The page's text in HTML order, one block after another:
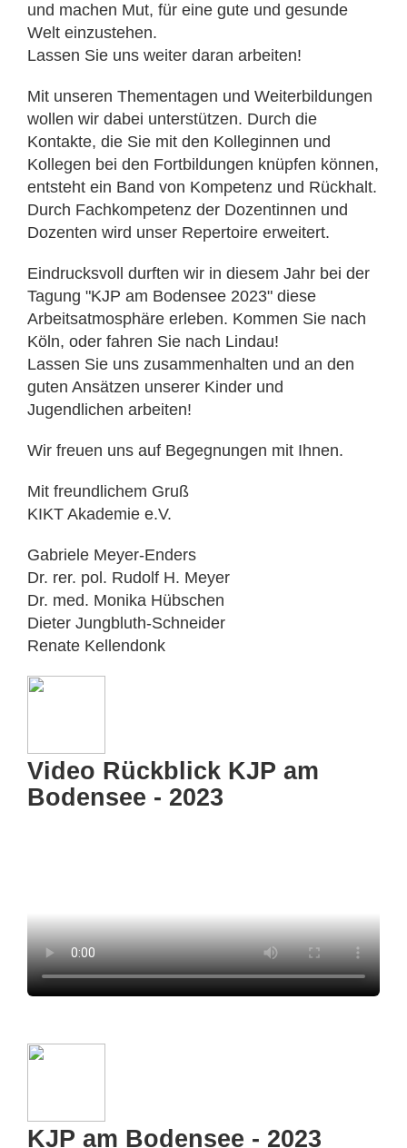
und machen Mut, für eine gute und gesunde
Welt einzustehen.
Lassen Sie uns weiter daran arbeiten!
Mit unseren Thementagen und Weiterbildungen
wollen wir dabei unterstützen. Durch die
Kontakte, die Sie mit den Kolleginnen und
Kollegen bei den Fortbildungen knüpfen können,
entsteht ein Band von Kompetenz und Rückhalt.
Durch Fachkompetenz der Dozentinnen und
Dozenten wird unser Repertoire erweitert.
Eindrucksvoll durften wir in diesem Jahr bei der
Tagung "KJP am Bodensee 2023" diese
Arbeitsatmosphäre erleben. Kommen Sie nach
Köln, oder fahren Sie nach Lindau!
Lassen Sie uns zusammenhalten und an den
guten Ansätzen unserer Kinder und
Jugendlichen arbeiten!
Wir freuen uns auf Begegnungen mit Ihnen.
Mit freundlichem Gruß
KIKT Akademie e.V.
Gabriele Meyer-Enders
Dr. rer. pol. Rudolf H. Meyer
Dr. med. Monika Hübschen
Dieter Jungbluth-Schneider
Renate Kellendonk
Video Rückblick KJP am
Bodensee - 2023
KJP am Bodensee - 2023